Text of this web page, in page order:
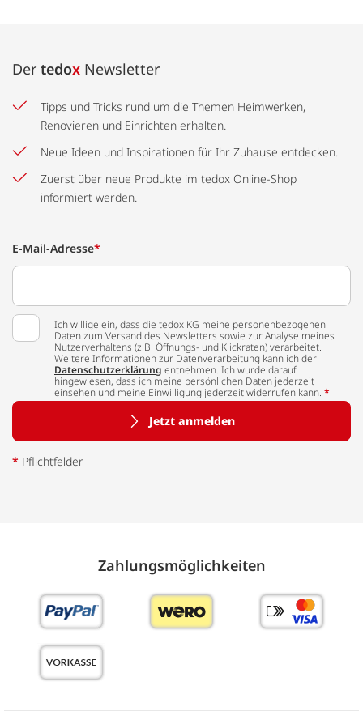
Der tedox Newsletter
Tipps und Tricks rund um die Themen Heimwerken,
Renovieren und Einrichten erhalten.
Neue Ideen und Inspirationen für Ihr Zuhause entdecken.
Zuerst über neue Produkte im tedox Online-Shop
informiert werden.
E-Mail-Adresse*
Ich willige ein, dass die tedox KG meine personenbezogenen
Daten zum Versand des Newsletters sowie zur Analyse meines
Nutzerverhaltens (z.B. Öffnungs- und Klickraten) verarbeitet.
Weitere Informationen zur Datenverarbeitung kann ich der
Datenschutzerklärung entnehmen. Ich wurde darauf
hingewiesen, dass ich meine persönlichen Daten jederzeit
einsehen und meine Einwilligung jederzeit widerrufen kann. *
Jetzt anmelden
* Pflichtfelder
Zahlungs­möglich­keiten